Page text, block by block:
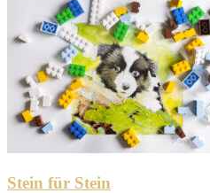
Stein für Stein